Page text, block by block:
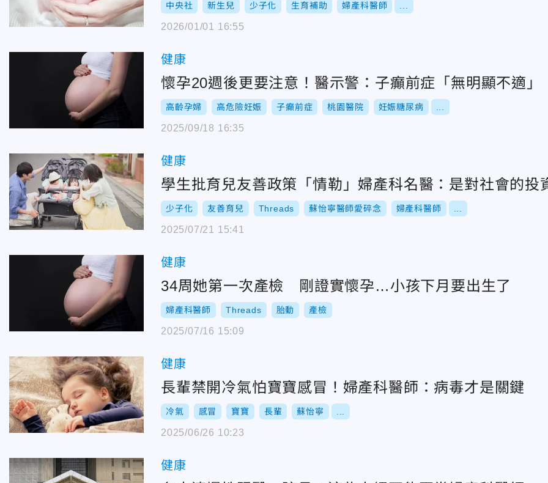
中央社 新生兒 少子化 生育補助 婦產科醫師
2026/01/01 16:55
健康
懷孕20週後更要注意！醫示警：子癲前症「無明顯不適」
高齡孕婦 高危險妊娠 子癲前症 桃園醫院 妊娠糖尿病
2025/09/18 16:35
健康
學生批育兒友善政策「情勒」婦產科名醫：是對社會的投
少子化 友善育兒 Threads 蘇怡寧醫師愛碎念 婦產科醫師
2025/07/21 15:41
健康
34周她第一次產檢 剛證實懷孕…小孩下月要出生了
婦產科醫師 Threads 胎動 產檢
2025/07/16 15:09
健康
長輩禁開冷氣怕寶寶感冒！婦產科醫師：病毒才是關鍵
冷氣 感冒 寶寶 長輩 蘇怡寧
2025/06/26 10:23
健康